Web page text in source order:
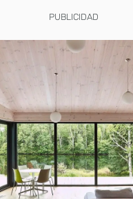
PUBLICIDAD